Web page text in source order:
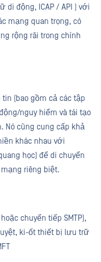
di động, ICAP / API ) với
mạng quan trọng, có
rộng rãi trong chính
tin (bao gồm cả các tập
nguy hiểm và tái tạo
Nó cũng cung cấp khả
khác nhau với
học) để di chuyển
riêng biệt.
chuyển tiếp SMTP),
ki-ốt thiết bị lưu trữ